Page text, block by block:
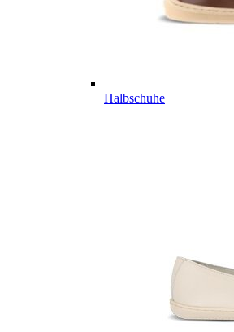
Halbschuhe